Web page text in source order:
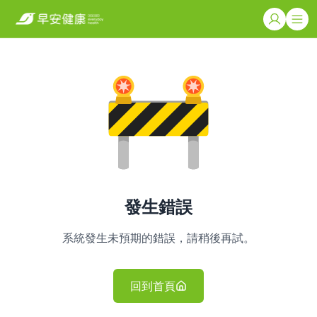
發生錯誤
系統發生未預期的錯誤，請稍後再試。
回到首頁